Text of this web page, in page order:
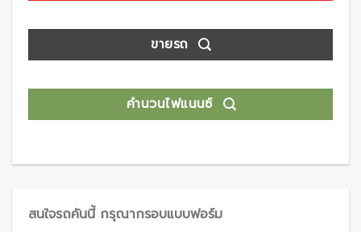
ขายรถ
คำนวนไฟแนนซ์
สนใจรถคันนี้ กรุณากรอบแบบฟอร์ม